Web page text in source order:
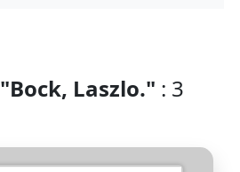
"Bock, Laszlo." : 3